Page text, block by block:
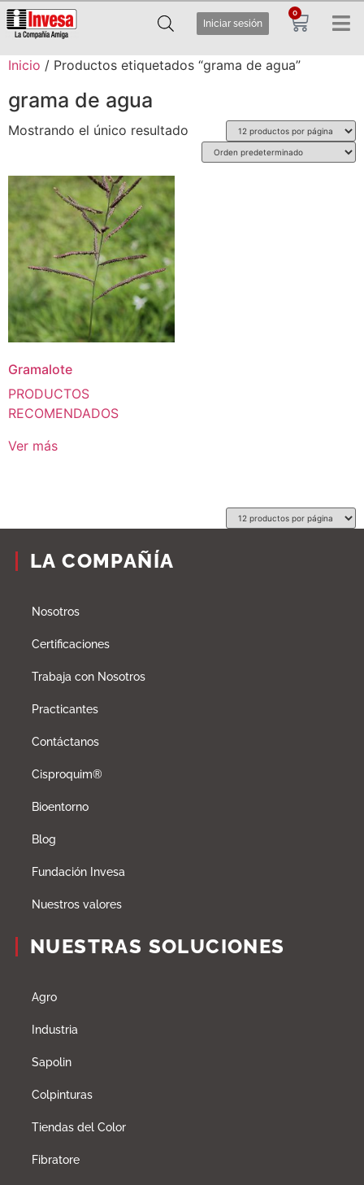
Iniciar sesión
0
Inicio / Productos etiquetados “grama de agua”
grama de agua
Mostrando el único resultado
Gramalote
PRODUCTOS
RECOMENDADOS
Ver más
LA COMPAÑÍA
Nosotros
Certificaciones
Trabaja con Nosotros
Practicantes
Contáctanos
Cisproquim®
Bioentorno
Blog
Fundación Invesa
Nuestros valores
NUESTRAS SOLUCIONES
Agro
Industria
Sapolin
Colpinturas
Tiendas del Color
Fibratore